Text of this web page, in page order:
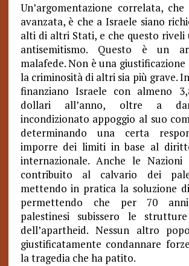
Un’argomentazione correlata, che
avanzata, è che a Israele siano
alti di altri Stati, e che questo riveli
antisemitismo. Questo è un
malafede. Non è una giustificazione
la criminosità di altri sia più grave.
finanziano Israele con almeno
dollari all’anno, oltre a
incondizionato appoggio al suo
determinando una certa
imporre dei limiti in base al
internazionale. Anche le Nazioni
contribuito al calvario dei
mettendo in pratica la soluzione
permettendo che per 70
palestinesi subissero le
dell’apartheid. Nessun altro
giustificatamente condannare
la tragedia che ha patito.